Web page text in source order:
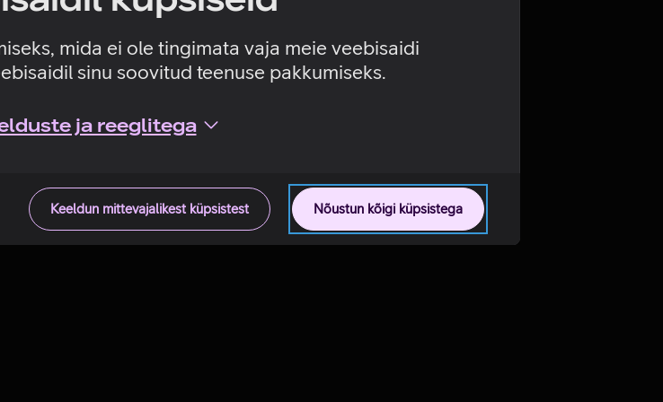
mida ei ole tingimata vaja meie veebisaidi
sinu soovitud teenuse pakkumiseks.
ja reeglitega
Nõustun kõigi küpsistega
Keeldun mittevajalikest küpsistest